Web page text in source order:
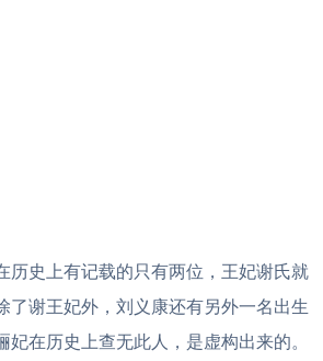
历史上有记载的只有两位，王妃谢氏就
谢王妃外，刘义康还有另外一名出生
在历史上查无此人，是虚构出来的。